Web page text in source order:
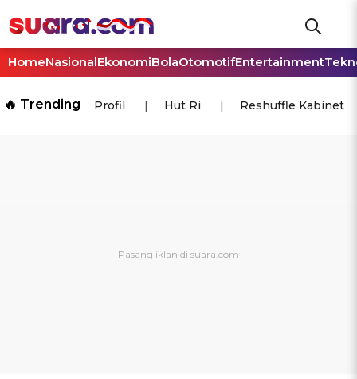
HomeNasionalEkonomiBolaOtomotifEntertainment
🔥 Trending Profil Hut Ri Reshuffle Kabinet